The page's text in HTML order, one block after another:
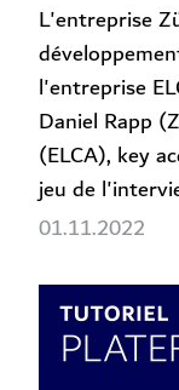
L'entreprise
l'entreprise
Daniel Rapp
(ELCA), key
jeu de
01.11.2022